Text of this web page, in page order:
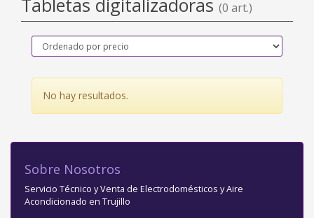
Tabletas digitalizadoras (0 art.)
No hay resultados.
Sobre Nosotros
Servicio Técnico y Venta de Electrodomésticos y Aire
Acondicionado en Trujillo